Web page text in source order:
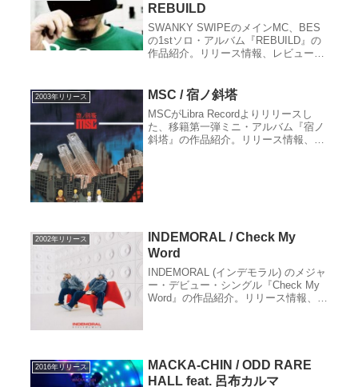
REBUILD
SWANKY SWIPEのメインMC、BES
の1stソロ・アルバム『REBUILD』の
作品紹介。リリース情報、レビュー、
2003年リリース MSC / 宿ノ斜塔
MSCがLibra Recordよりリリースし
た、移籍第一弾ミニ・アルバム『宿ノ
斜塔』の作品紹介。リリース情報、レ
2002年リリース
INDEMORAL / Check My
Word
INDEMORAL (インデモラル) のメジャ
ー・デビュー・シングル『Check My
Word』の作品紹介。リリース情報、レ
2016年リリース
MACKA-CHIN / ODD RARE
HALL feat. 呂布カルマ